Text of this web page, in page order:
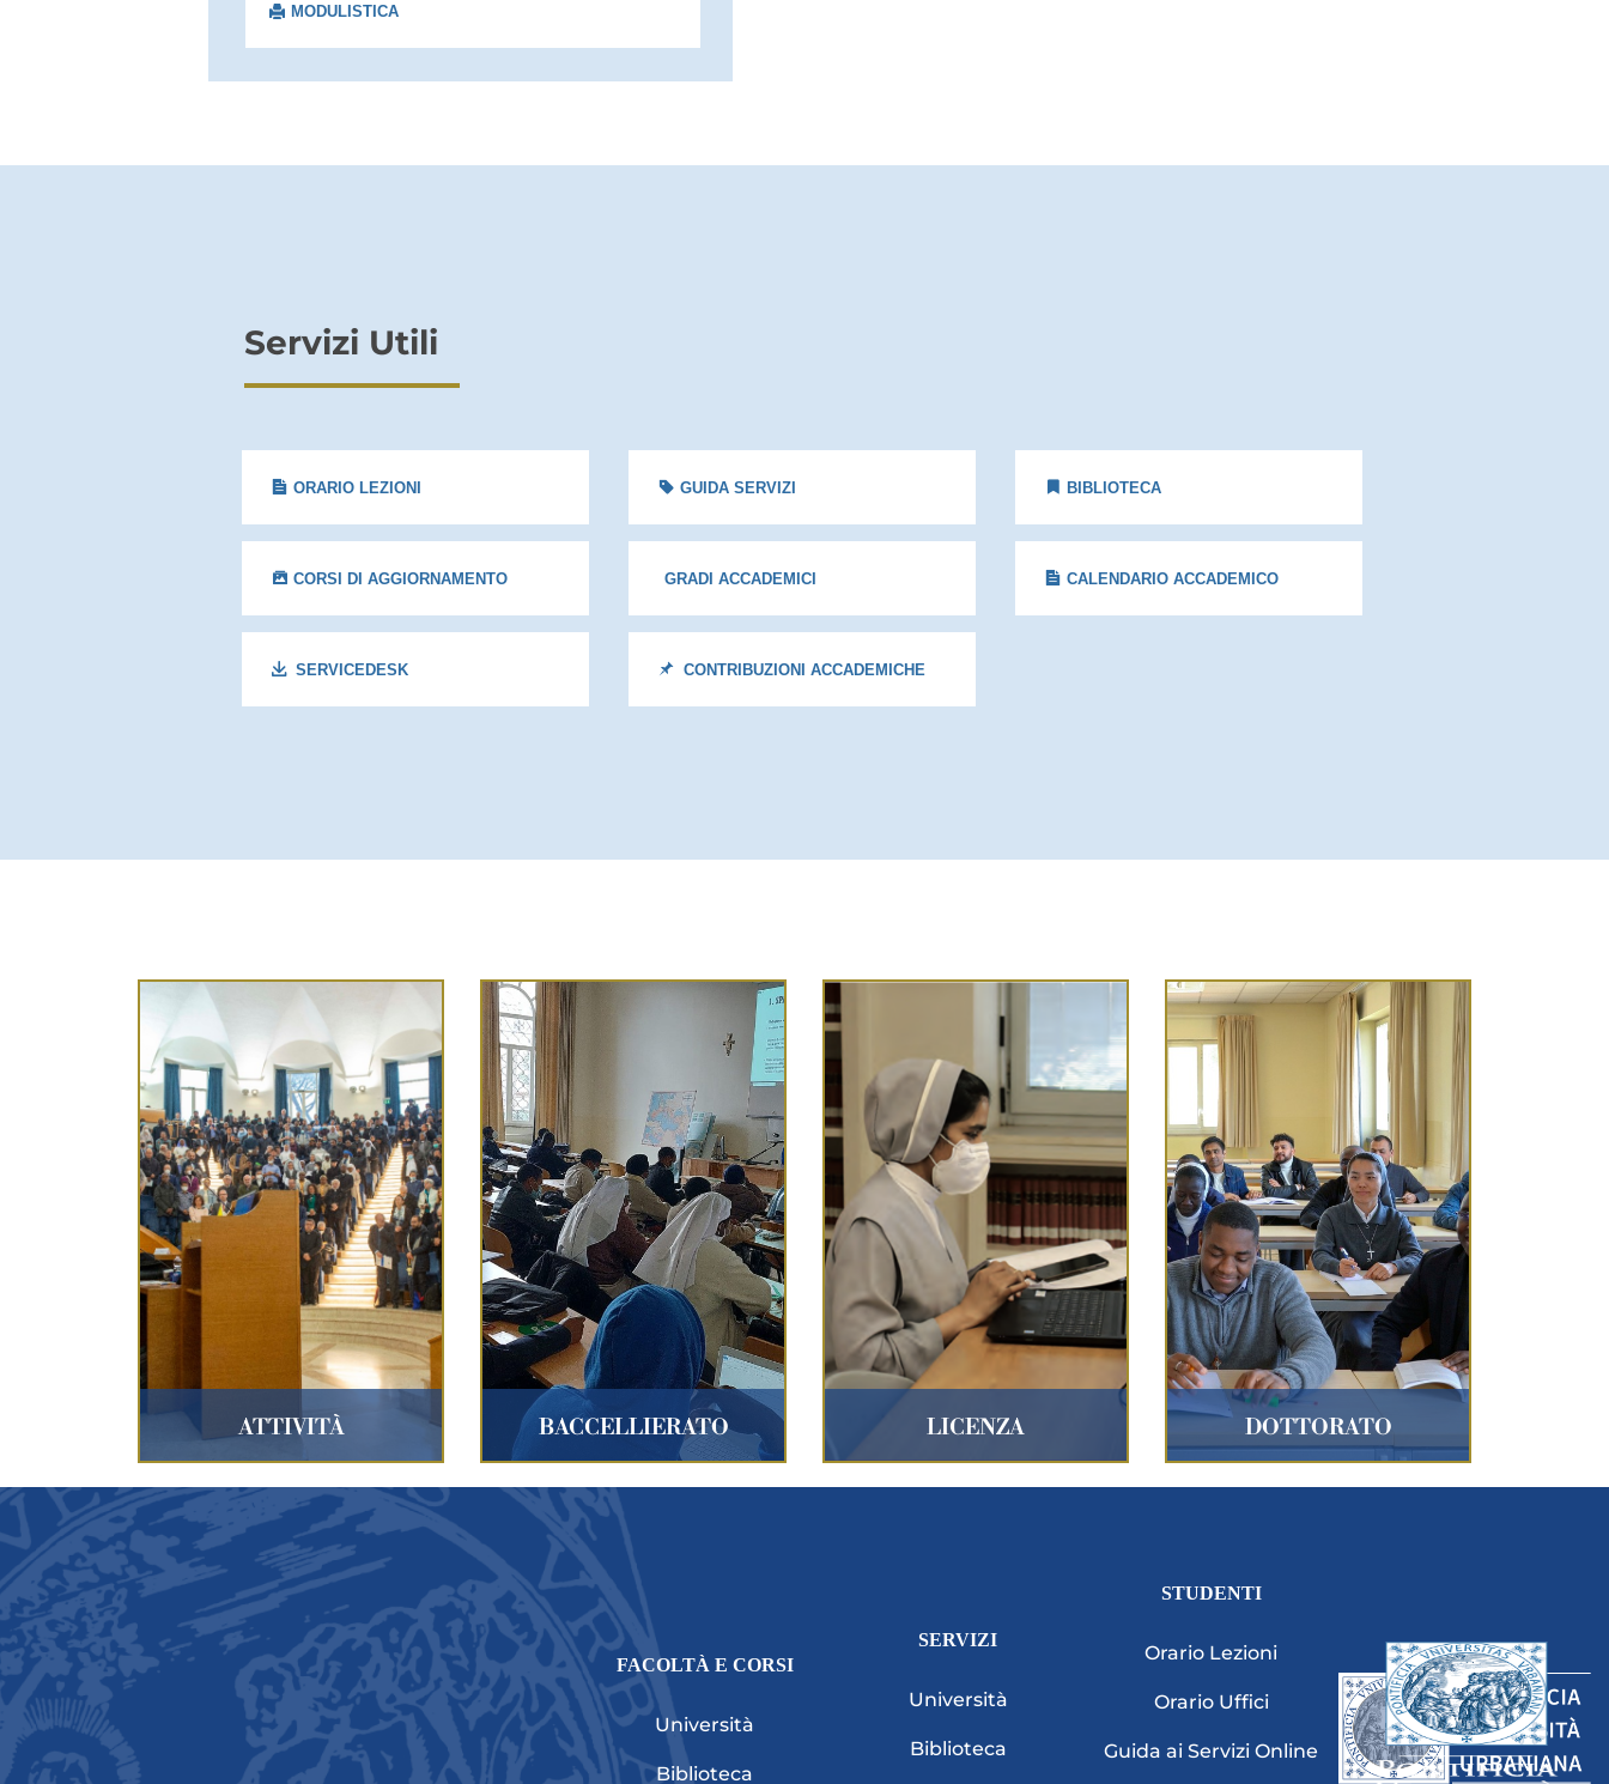
MODULISTICA
Servizi Utili
ORARIO LEZIONI
CORSI DI AGGIORNAMENTO
SERVICEDESK
GUIDA SERVIZI
GRADI ACCADEMICI
CONTRIBUZIONI ACCADEMICHE
BIBLIOTECA
CALENDARIO ACCADEMICO
ATTIVITÀ BACCELLIERATO LICENZA DOTTORATO
FACOLTÀ E CORSI
Università
Biblioteca
SERVIZI
Università
Biblioteca
STUDENTI
Orario Lezioni
Orario Uffici
Guida ai Servizi Online